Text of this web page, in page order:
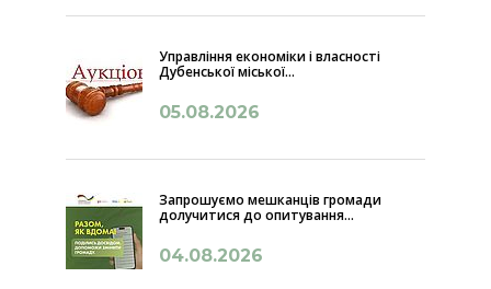
Управління економіки і власності
Дубенської міської...
05.08.2026
Запрошуємо мешканців громади
долучитися до опитування...
04.08.2026